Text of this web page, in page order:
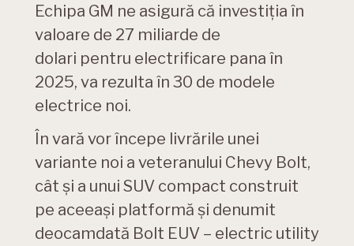
Echipa GM ne asigură că investiția în
valoare de 27 miliarde de
dolari pentru electrificare pana în
2025, va rezulta în 30 de modele
electrice noi.
În vară vor începe livrările unei
variante noi a veteranului Chevy Bolt,
cât și a unui SUV compact construit
pe aceeași platformă și denumit
deocamdată Bolt EUV – electric utility